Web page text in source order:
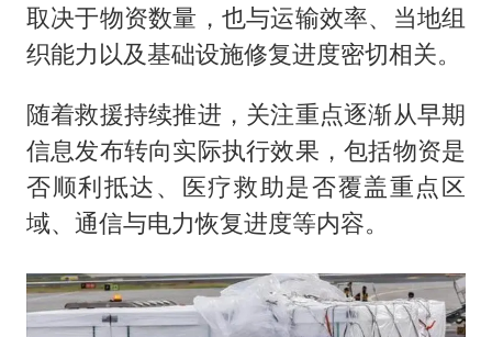
取决于物资数量，也与运输效率、当地组
织能力以及基础设施修复进度密切相关。
随着救援持续推进，关注重点逐渐从早期
信息发布转向实际执行效果，包括物资是
否顺利抵达、医疗救助是否覆盖重点区
域、通信与电力恢复进度等内容。